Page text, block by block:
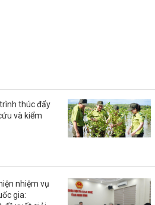
thúc đẩy
và kiểm
nhiệm vụ
gia: